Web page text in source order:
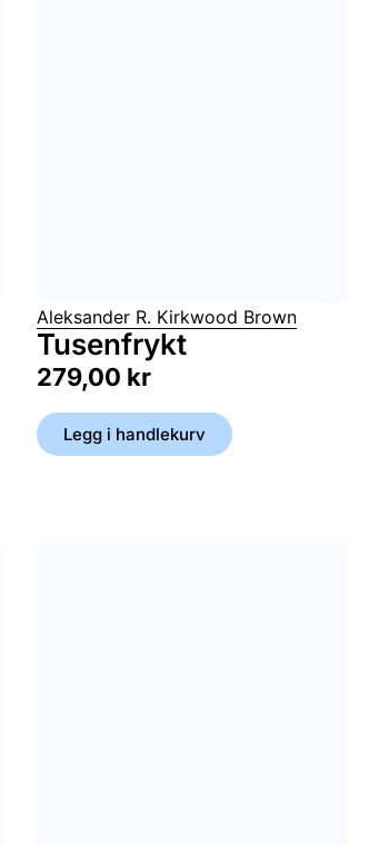
Aleksander R. Kirkwood Brown
Tusenfrykt
279,00 kr
Legg i handlekurv